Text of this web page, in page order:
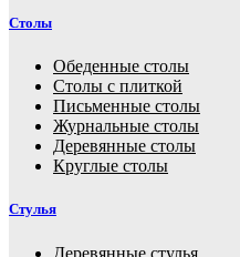
Столы
Обеденные столы
Столы с плиткой
Письменные столы
Журнальные столы
Деревянные столы
Круглые столы
Стулья
Деревянные стулья